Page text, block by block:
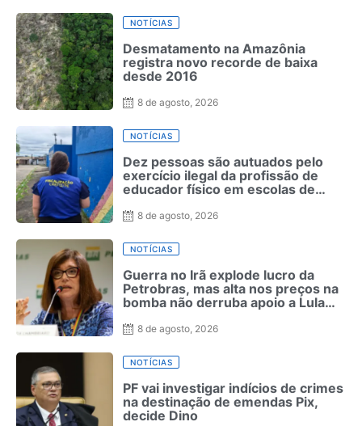
NOTÍCIAS
Desmatamento na Amazônia
registra novo recorde de baixa
desde 2016
8 de agosto, 2026
NOTÍCIAS
Dez pessoas são autuados pelo
exercício ilegal da profissão de
educador físico em escolas de
8 de agosto, 2026
NOTÍCIAS
Guerra no Irã explode lucro da
Petrobras, mas alta nos preços na
bomba não derruba apoio a Lula
2022
8 de agosto, 2026
NOTÍCIAS
PF vai investigar indícios de crimes
na destinação de emendas Pix,
decide Dino